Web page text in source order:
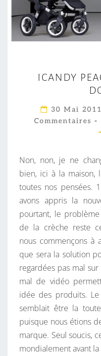
ICANDY
30 Mai 2011
Commentaires -
Non, non, je ne
bien, ici à la maison,
toutes nos pensées.
avons appris la
pourtant, le
de la crèche reste
nous commençons
que sera la solution
regardées pas mal
mal de vidéo
idée des produits.
semblait être la
puisque nous étions
marque. Seul soucis,
mondialement avant